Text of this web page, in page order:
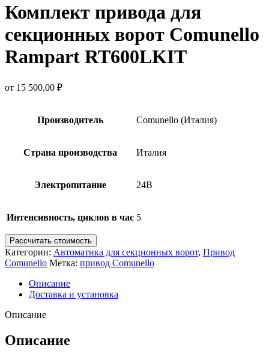
Комплект привода для
секционных ворот Comunello
Rampart RT600LKIT
от 15 500,00 ₽
Производитель Comunello (Италия)
Страна производства Италия
Электропитание 24B
Интенсивность, циклов в час 5
Рассчитать стоимость
Категории: Автоматика для секционных ворот, Привод
Comunello Метка: привод Comunello
Описание
Доставка и установка
Описание
Описание